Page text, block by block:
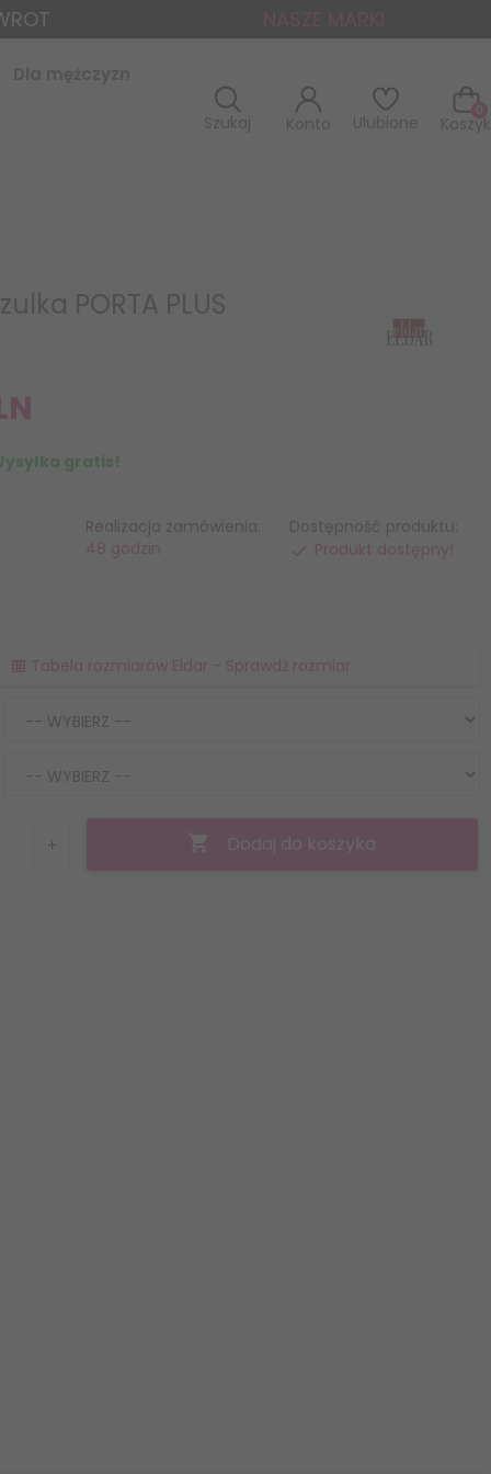
NASZE MARKI
Szukaj Konto Ulubione Koszyk
0
PORTA PLUS
gratis!
Realizacja zamówienia:
48 godzin
Dostępność produktu:
Produkt dostępny!
Tabela rozmiarów Eldar - Sprawdź rozmiar
Dodaj do koszyka